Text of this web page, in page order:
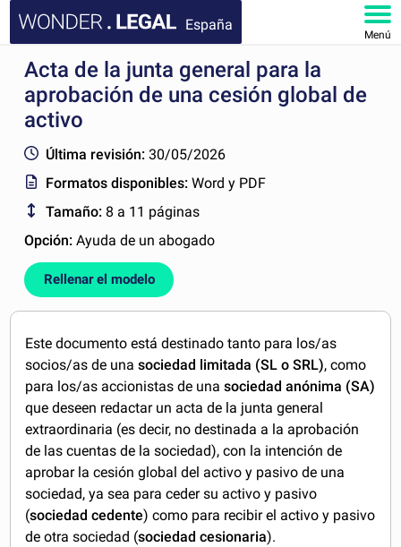
España
Menú
INICIO
DOCUMENTOS
FAQ
MI CUENTA
Acta de la junta general para la
aprobación de una cesión global de
activo
Última revisión: 30/05/2026
Formatos disponibles:Word y PDF
Tamaño: 8 a 11 páginas
Opción:Ayuda de un abogado
Rellenar el modelo
Este documento está destinado tanto para los/as
socios/as de unasociedad limitada (SL o SRL), como
para los/as accionistas de unasociedad anónima (SA)
que deseen redactar un acta de la junta general
extraordinaria (es decir, no destinada a la aprobación
de las cuentas de la sociedad), con la intención de
aprobar la cesión global del activo y pasivo de una
sociedad, ya sea para ceder su activo y pasivo
(sociedad cedente) como para recibir el activo y pasivo
de otra sociedad (sociedad cesionaria).